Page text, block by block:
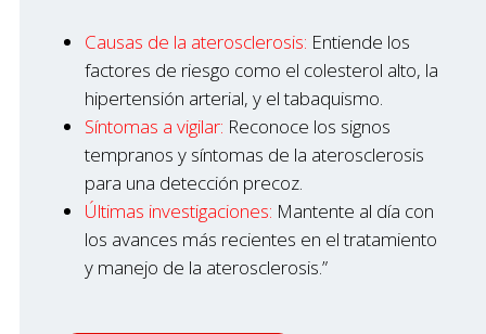
Causas de la aterosclerosis: Entiende los
factores de riesgo como el colesterol alto, la
hipertensión arterial, y el tabaquismo.
Síntomas a vigilar: Reconoce los signos
tempranos y síntomas de la aterosclerosis
para una detección precoz.
Últimas investigaciones: Mantente al día con
los avances más recientes en el tratamiento
y manejo de la aterosclerosis.”